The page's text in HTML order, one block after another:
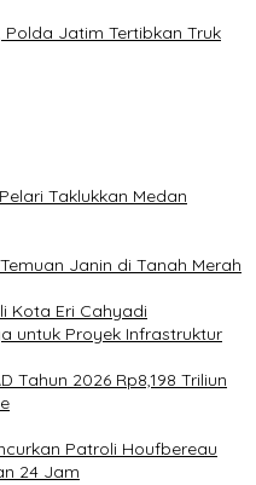
Polda Jatim Tertibkan Truk
Taklukkan Medan
Janin di Tanah Merah
Kota Eri Cahyadi
untuk Proyek Infrastruktur
Tahun 2026 Rp8,198 Triliun
Patroli Houfbereau
24 Jam